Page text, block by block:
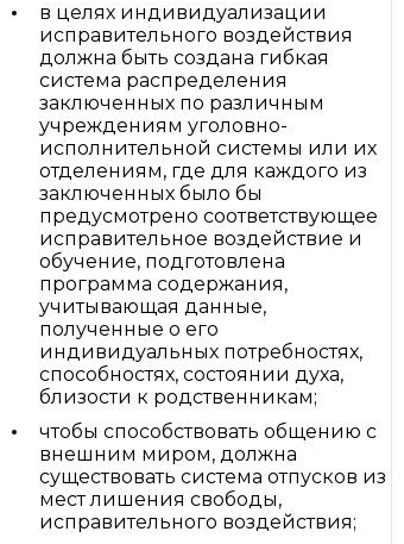
в целях индивидуализации
исправительного воздействия
должна быть создана гибкая
система распределения
заключенных по различным
учреждениям уголовно-
исполнительной системы или их
отделениям, где для каждого из
заключенных было бы
предусмотрено соответствующее
исправительное воздействие и
обучение, подготовлена
программа содержания,
учитывающая данные,
полученные о его
индивидуальных потребностях,
способностях, состоянии духа,
близости к родственникам;
чтобы способствовать общению с
внешним миром, должна
существовать система отпусков из
мест лишения свободы,
исправительного воздействия;